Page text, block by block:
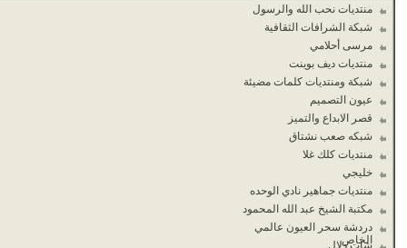
منتديات نحب الله والرسول
شبكة الشرافات الثقافية
مرسى أحلامي
منتديات ديف بوينت
شبكة ومنتديات كلمات مضيئة
عيون التصميم
قصر الابداع والتميز
شبكه صعب نشتاق
منتديات كلك غلا
خليجي
منتديات جماهير نادي الوحده
مكتبة الشيخ عبد الله المحمود
دردشة سحر العيون عالمي
الخاص
شات دلال